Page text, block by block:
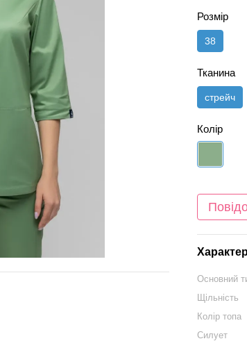
Розмір
38
Тканина
стрейч
Колір
Основний
Щільність
Колір топа
Силует